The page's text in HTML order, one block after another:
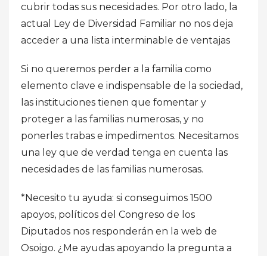
cubrir todas sus necesidades. Por otro lado, la
actual Ley de Diversidad Familiar no nos deja
acceder a una lista interminable de ventajas
Si no queremos perder a la familia como
elemento clave e indispensable de la sociedad,
las instituciones tienen que fomentar y
proteger a las familias numerosas, y no
ponerles trabas e impedimentos. Necesitamos
una ley que de verdad tenga en cuenta las
necesidades de las familias numerosas.
*Necesito tu ayuda: si conseguimos 1500
apoyos, políticos del Congreso de los
Diputados nos responderán en la web de
Osoigo. ¿Me ayudas apoyando la pregunta a